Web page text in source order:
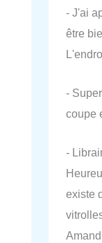
- J'ai
être
-
coupe
-
existe